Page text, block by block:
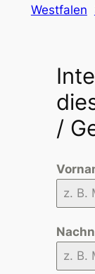
Westfalen
/